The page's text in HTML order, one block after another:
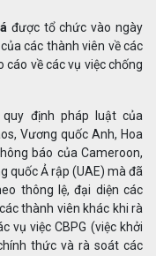
được tổ chức vào ngày
các thành viên về các
về các vụ việc chống
định pháp luật của
Vương quốc Anh, Hoa
báo của Cameroon,
quốc Ả rập (UAE) mà đã
thông lệ, đại diện các
thành viên khác khi rà
vụ việc CBPG (việc khởi
thức và rà soát các